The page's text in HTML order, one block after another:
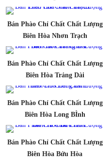
Bán Phào Chỉ Chất Chất Lượng
Biên Hòa Nhơn Trạch
Bán Phào Chỉ Chất Chất Lượng
Biên Hòa Trảng Dài
Bán Phào Chỉ Chất Chất Lượng
Biên Hòa Long BÌnh
Bán Phào Chỉ Chất Chất Lượng
Biên Hòa Bửu Hòa